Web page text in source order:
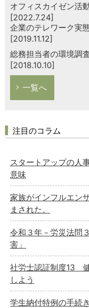
オフィスカイゼン活
[2022.7.24]
企業のテレワーク実
[2019.11.12]
総務担当者の環境調
[2018.10.10]
一覧へ
注目のコラム
スタートアップの
意味
家族がインフルエン
まされた。
令和３年－労災法問
害」
社労士認証制度13
しよう
学生納付特例の手続